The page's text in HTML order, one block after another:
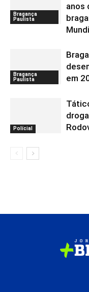
Bragança
Paulista
anos
Bragança
Paulista
em
Polícial